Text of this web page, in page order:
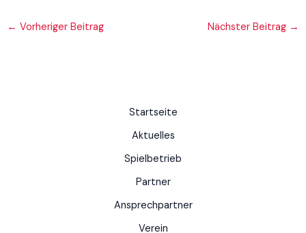
← Vorheriger Beitrag Nächster Beitrag →
Startseite
Aktuelles
Spielbetrieb
Partner
Ansprechpartner
Verein